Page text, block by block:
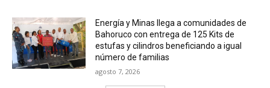
Energía y Minas llega a comunidades de
Bahoruco con entrega de 125 Kits de
estufas y cilindros beneficiando a igual
número de familias
agosto 7, 2026